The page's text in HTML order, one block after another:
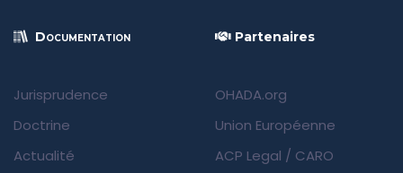
Documentation
Jurisprudence
Doctrine
Actualité
Partenaires
OHADA.org
Union Européenne
ACP Legal / CARO